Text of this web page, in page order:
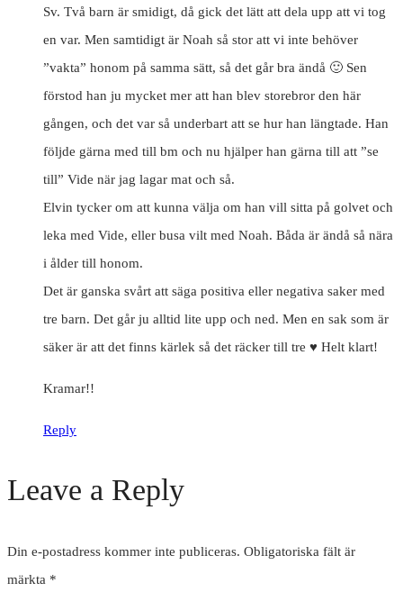
Sv. Två barn är smidigt, då gick det lätt att dela upp att vi tog
en var. Men samtidigt är Noah så stor att vi inte behöver
”vakta” honom på samma sätt, så det går bra ändå 🙂 Sen
förstod han ju mycket mer att han blev storebror den här
gången, och det var så underbart att se hur han längtade. Han
följde gärna med till bm och nu hjälper han gärna till att ”se
till” Vide när jag lagar mat och så.
Elvin tycker om att kunna välja om han vill sitta på golvet och
leka med Vide, eller busa vilt med Noah. Båda är ändå så nära
i ålder till honom.
Det är ganska svårt att säga positiva eller negativa saker med
tre barn. Det går ju alltid lite upp och ned. Men en sak som är
säker är att det finns kärlek så det räcker till tre ♥ Helt klart!
Kramar!!
Reply
Leave a Reply
Din e-postadress kommer inte publiceras. Obligatoriska fält är
märkta *